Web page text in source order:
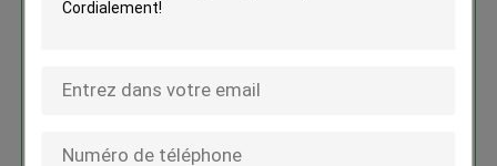
Continuer